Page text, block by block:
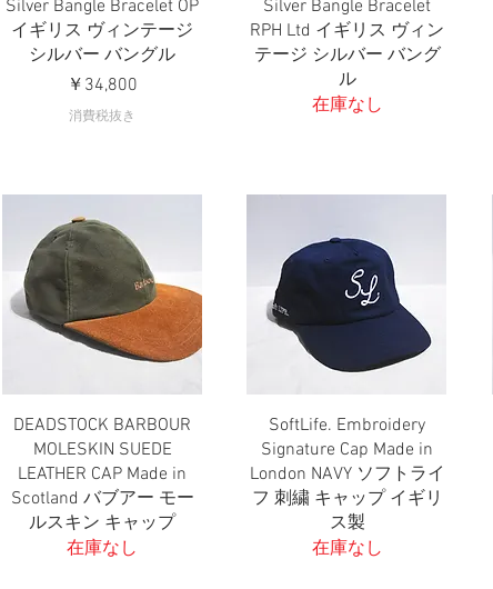
Silver Bangle Bracelet OP
イギリス ヴィンテージ
シルバー バングル
価格
￥34,800
消費税抜き
Silver Bangle Bracelet
RPH Ltd イギリス ヴィン
テージ シルバー バング
ル
在庫なし
クイックビュー
DEADSTOCK BARBOUR
MOLESKIN SUEDE
LEATHER CAP Made in
Scotland バブアー モー
ルスキン キャップ
在庫なし
クイックビュー
SoftLife. Embroidery
Signature Cap Made in
London NAVY ソフトライ
フ 刺繍 キャップ イギリ
ス製
在庫なし